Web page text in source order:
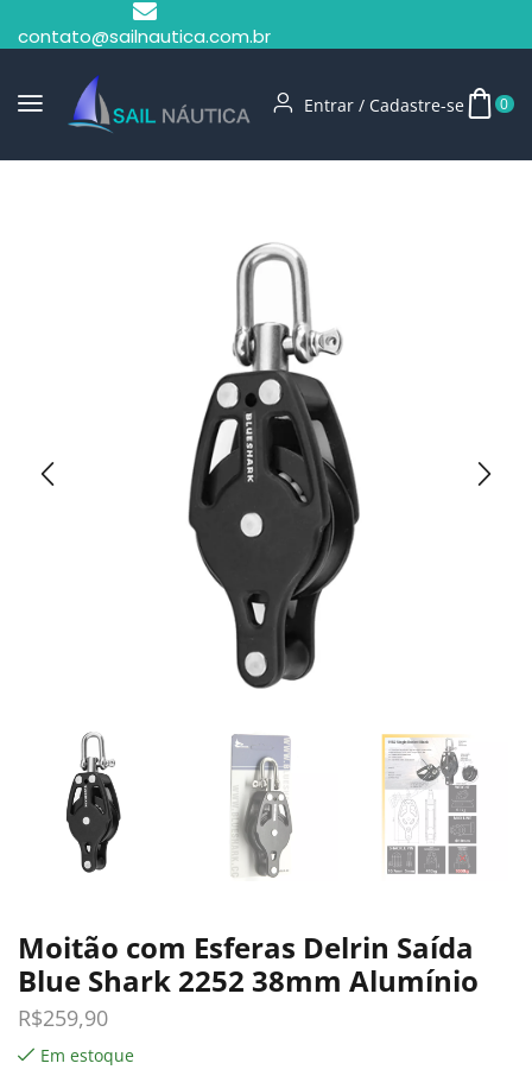
contato@sailnautica.com.br
Entrar / Cadastre-se 0
Moitão com Esferas Delrin Saída
Blue Shark 2252 38mm Alumínio
R$259,90
Em estoque